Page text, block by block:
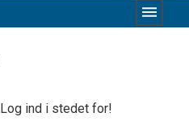
Log ind i stedet for!